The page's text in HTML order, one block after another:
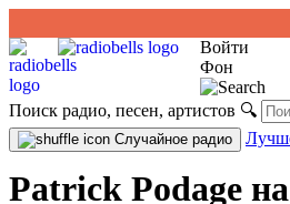
Войти
Фон
Поиск радио, песен, артистов 🔍
Случайное радио
Patrick Podage